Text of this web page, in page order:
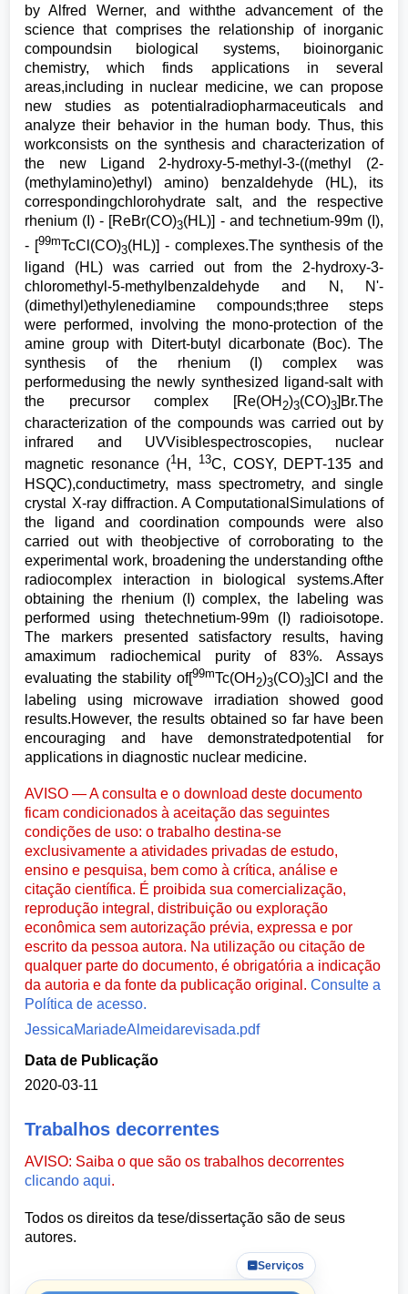
by Alfred Werner, and withthe advancement of the
science that comprises the relationship of inorganic
compoundsin biological systems, bioinorganic
chemistry, which finds applications in several
areas,including in nuclear medicine, we can propose
new studies as potentialradiopharmaceuticals and
analyze their behavior in the human body. Thus, this
workconsists on the synthesis and characterization of
the new Ligand 2-hydroxy-5-methyl-3-((methyl (2-
(methylamino)ethyl) amino) benzaldehyde (HL), its
correspondingchlorohydrate salt, and the respective
rhenium (I) - [ReBr(CO)3(HL)] - and technetium-99m (I),
- [99mTcCl(CO)3(HL)] - complexes.The synthesis of the
ligand (HL) was carried out from the 2-hydroxy-3-
chloromethyl-5-methylbenzaldehyde and N, N'-
(dimethyl)ethylenediamine compounds;three steps
were performed, involving the mono-protection of the
amine group with Ditert-butyl dicarbonate (Boc). The
synthesis of the rhenium (I) complex was
performedusing the newly synthesized ligand-salt with
the precursor complex [Re(OH 2)3(CO)3]Br.The
characterization of the compounds was carried out by
infrared and UVVisiblespectroscopies, nuclear
magnetic resonance (1H, 13C, COSY, DEPT-135 and
HSQC),conductimetry, mass spectrometry, and single
crystal X-ray diffraction. A ComputationalSimulations of
the ligand and coordination compounds were also
carried out with theobjective of corroborating to the
experimental work, broadening the understanding ofthe
radiocomplex interaction in biological systems.After
obtaining the rhenium (I) complex, the labeling was
performed using thetechnetium-99m (I) radioisotope.
The markers presented satisfactory results, having
amaximum radiochemical purity of 83%. Assays
evaluating the stability of[99mTc(OH 2)3(CO)3]Cl and the
labeling using microwave irradiation showed good
results.However, the results obtained so far have been
encouraging and have demonstratedpotential for
applications in diagnostic nuclear medicine.
AVISO — A consulta e o download deste documento
ficam condicionados à aceitação das seguintes
condições de uso: o trabalho destina-se
exclusivamente a atividades privadas de estudo,
ensino e pesquisa, bem como à crítica, análise e
citação científica. É proibida sua comercialização,
reprodução integral, distribuição ou exploração
econômica sem autorização prévia, expressa e por
escrito da pessoa autora. Na utilização ou citação de
qualquer parte do documento, é obrigatória a indicação
da autoria e da fonte da publicação original.Consulte a
Política de acesso.
JessicaMariadeAlmeidarevisada.pdf
Data de Publicação
2020-03-11
Trabalhos decorrentes
AVISO: Saiba o que são os trabalhos decorrentes
clicando aqui.
Todos os direitos da tese/dissertação são de seus
autores.
Serviços